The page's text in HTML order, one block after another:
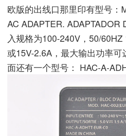
欧版的出线口那里印有型号：
AC ADAPTER. ADAPTADOR
入规格为100-240V，50/
或15V-2.6A，最大输出功率
面还有一个型号： HAC-A-